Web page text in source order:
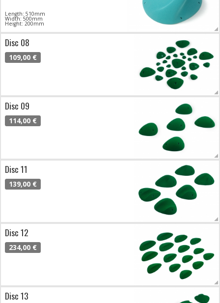
Length: 510mm
Width: 500mm
Height: 200mm
Disc 08
109,00 €
Disc 09
114,00 €
Disc 11
139,00 €
Disc 12
234,00 €
Disc 13